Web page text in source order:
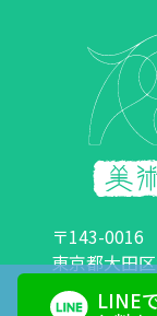
LINE
〒143-0016
東京都大田
営業時間：